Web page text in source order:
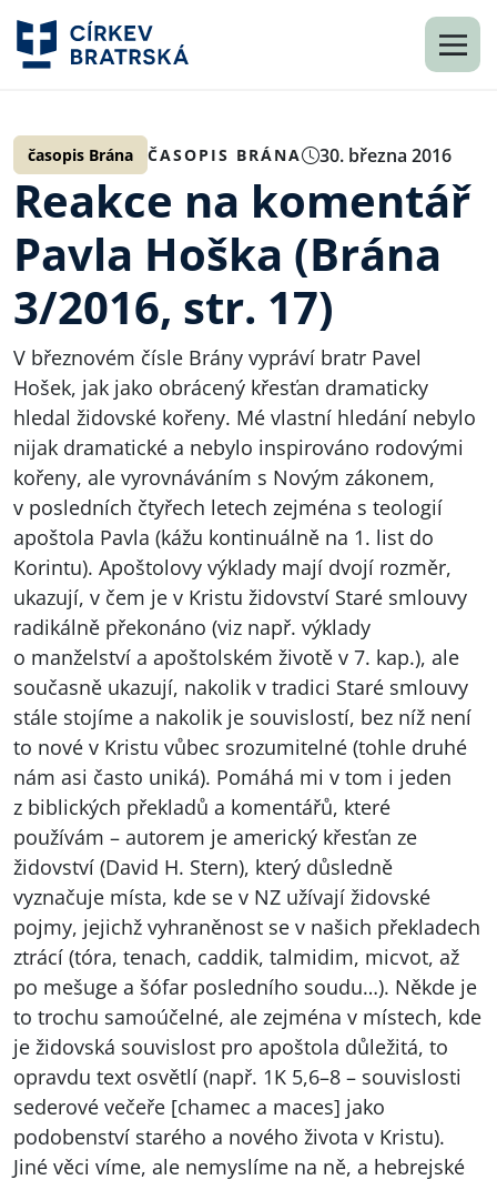
časopis Brána ČASOPIS BRÁNA 30. března 2016
Reakce na komentář
Pavla Hoška (Brána
3/2016, str. 17)
V březnovém čísle Brány vypráví bratr Pavel
Hošek, jak jako obrácený křesťan dramaticky
hledal židovské kořeny. Mé vlastní hledání nebylo
nijak dramatické a nebylo inspirováno rodovými
kořeny, ale vyrovnáváním s Novým zákonem,
v posledních čtyřech letech zejména s teologií
apoštola Pavla (kážu kontinuálně na 1. list do
Korintu). Apoštolovy výklady mají dvojí rozměr,
ukazují, v čem je v Kristu židovství Staré smlouvy
radikálně překonáno (viz např. výklady
o manželství a apoštolském životě v 7. kap.), ale
současně ukazují, nakolik v tradici Staré smlouvy
stále stojíme a nakolik je souvislostí, bez níž není
to nové v Kristu vůbec srozumitelné (tohle druhé
nám asi často uniká). Pomáhá mi v tom i jeden
z biblických překladů a komentářů, které
používám – autorem je americký křesťan ze
židovství (David H. Stern), který důsledně
vyznačuje místa, kde se v NZ užívají židovské
pojmy, jejichž vyhraněnost se v našich překladech
ztrácí (tóra, tenach, caddik, talmidim, micvot, až
po mešuge a šófar posledního soudu…). Někde je
to trochu samoúčelné, ale zejména v místech, kde
je židovská souvislost pro apoštola důležitá, to
opravdu text osvětlí (např. 1K 5,6–8 – souvislosti
sederové večeře [chamec a maces] jako
podobenství starého a nového života v Kristu).
Jiné věci víme, ale nemyslíme na ně, a hebrejské